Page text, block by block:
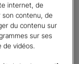
?
internet, de
son contenu, de
du contenu sur
sur ses
de vidéos.